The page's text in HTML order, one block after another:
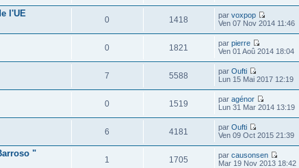
l'UE
0 1418 parvoxpop
Ven 07 Nov 2014 11:46
0 1821 parpierre
Ven 01 Aoû 2014 18:04
7 5588 parOufti
Lun 15 Mai 2017 12:19
0 1519 paragénor
Lun 31 Mar 2014 13:19
6 4181 parOufti
Ven 09 Oct 2015 21:39
"
1 1705 parcausonsen
Mar 19 Nov 2013 18:42